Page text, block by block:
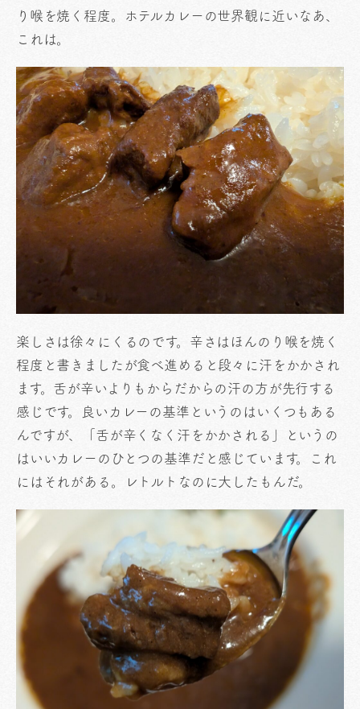
り喉を焼く程度。ホテルカレーの世界観に近いなあ、
これは。
楽しさは徐々にくるのです。辛さはほんのり喉を焼く
程度と書きましたが食べ進めると段々に汗をかかされ
ます。舌が辛いよりもからだからの汗の方が先行する
感じです。良いカレーの基準というのはいくつもある
んですが、「舌が辛くなく汗をかかされる」というの
はいいカレーのひとつの基準だと感じています。これ
にはそれがある。レトルトなのに大したもんだ。